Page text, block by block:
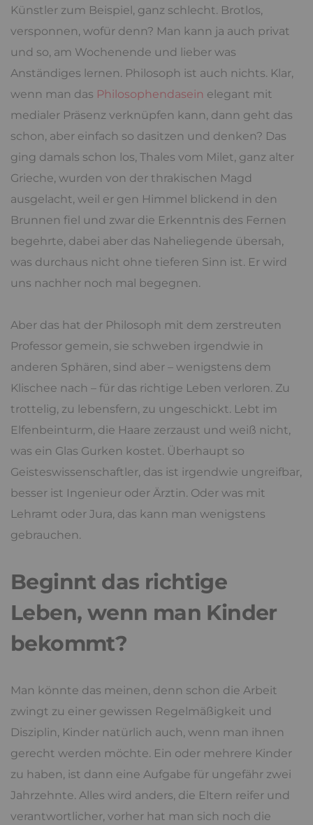
Künstler zum Beispiel, ganz schlecht. Brotlos,
versponnen, wofür denn? Man kann ja auch privat
und so, am Wochenende und lieber was
Anständiges lernen. Philosoph ist auch nichts. Klar,
wenn man das Philosophendasein elegant mit
medialer Präsenz verknüpfen kann, dann geht das
schon, aber einfach so dasitzen und denken? Das
ging damals schon los, Thales vom Milet, ganz alter
Grieche, wurden von der thrakischen Magd
ausgelacht, weil er gen Himmel blickend in den
Brunnen fiel und zwar die Erkenntnis des Fernen
begehrte, dabei aber das Naheliegende übersah,
was durchaus nicht ohne tieferen Sinn ist. Er wird
uns nachher noch mal begegnen.
Aber das hat der Philosoph mit dem zerstreuten
Professor gemein, sie schweben irgendwie in
anderen Sphären, sind aber – wenigstens dem
Klischee nach – für das richtige Leben verloren. Zu
trottelig, zu lebensfern, zu ungeschickt. Lebt im
Elfenbeinturm, die Haare zerzaust und weiß nicht,
was ein Glas Gurken kostet. Überhaupt so
Geisteswissenschaftler, das ist irgendwie ungreifbar,
besser ist Ingenieur oder Ärztin. Oder was mit
Lehramt oder Jura, das kann man wenigstens
gebrauchen.
Beginnt das richtige
Leben, wenn man Kinder
bekommt?
Man könnte das meinen, denn schon die Arbeit
zwingt zu einer gewissen Regelmäßigkeit und
Disziplin, Kinder natürlich auch, wenn man ihnen
gerecht werden möchte. Ein oder mehrere Kinder
zu haben, ist dann eine Aufgabe für ungefähr zwei
Jahrzehnte. Alles wird anders, die Eltern reifer und
verantwortlicher, vorher hat man sich noch die